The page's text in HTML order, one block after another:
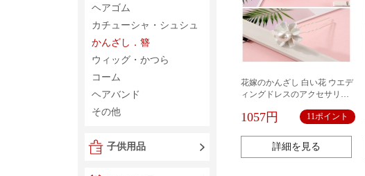
ヘアゴム
カチューシャ・シュシュ
かんざし．簪
ウィッグ・かつら
コーム
ヘアバンド
その他
子供用品
花嫁のかんざし 白い花 ウエデ
ィングドレスのアクセサリー
物 ヘアアクセサリー デイリー
プレゼント
1057円 11ポイント
詳細を見る